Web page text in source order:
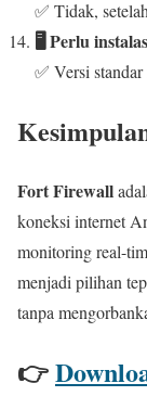
✅ Tidak,
🖥️ Perlu
✅ Versi
Fort Firewall
koneksi internet
monitoring real-
menjadi pilihan
tanpa
👉